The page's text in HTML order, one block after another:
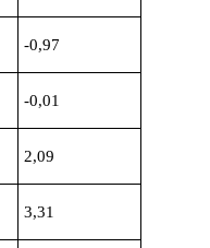
-0,97
-0,01
2,09
3,31